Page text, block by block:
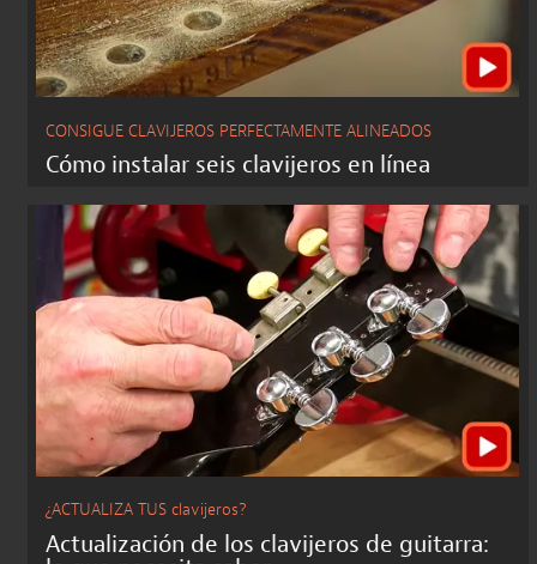
CONSIGUE CLAVIJEROS PERFECTAMENTE ALINEADOS
Cómo instalar seis clavijeros en línea
¿ACTUALIZA TUS clavijeros?
Actualización de los clavijeros de guitarra: